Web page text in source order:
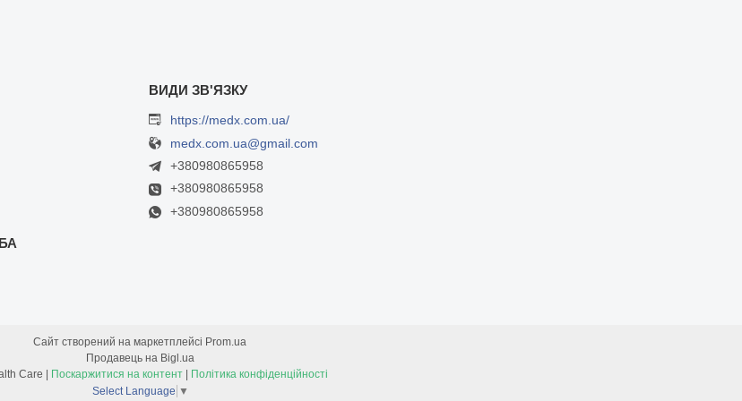
https://medx.com.ua/
medx.com.ua@gmail.com
+380980865958
+380980865958
+380980865958
Сайт створений на маркетплейсі Prom.ua
Продавець на Bigl.ua
MedX Health Care | Поскаржитися на контент | Політика конфіденційності
Select Language ▼